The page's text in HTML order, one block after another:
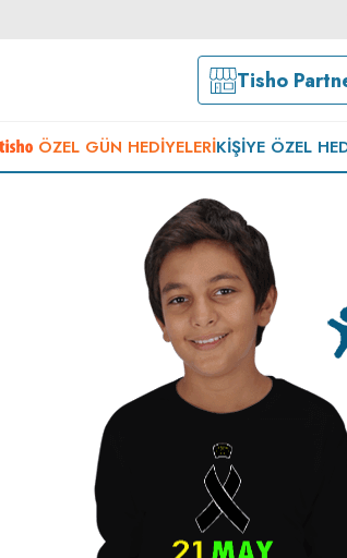
Tisho
ÖZEL GÜN HEDIYELERIKIŞIYE ÖZEL